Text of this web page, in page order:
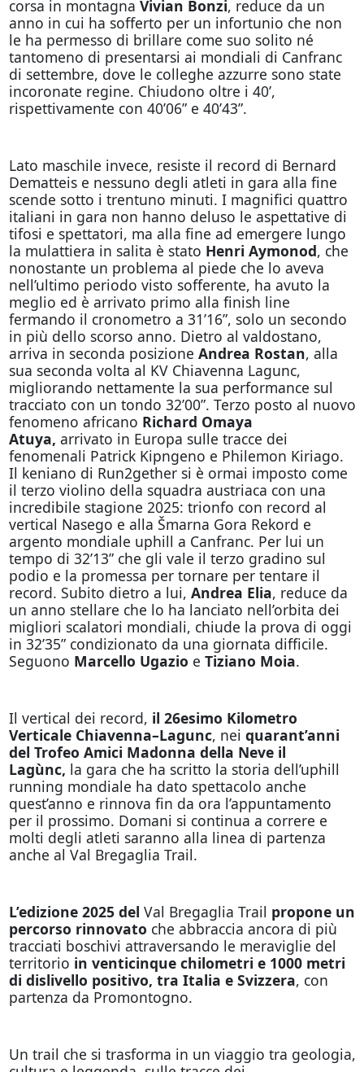
corsa in montagna Vivian Bonzi, reduce da un
anno in cui ha sofferto per un infortunio che non
le ha permesso di brillare come suo solito né
tantomeno di presentarsi ai mondiali di Canfranc
di settembre, dove le colleghe azzurre sono state
incoronate regine. Chiudono oltre i 40’,
rispettivamente con 40’06” e 40’43”.
Lato maschile invece, resiste il record di Bernard
Dematteis e nessuno degli atleti in gara alla fine
scende sotto i trentuno minuti. I magnifici quattro
italiani in gara non hanno deluso le aspettative di
tifosi e spettatori, ma alla fine ad emergere lungo
la mulattiera in salita è stato Henri Aymonod, che
nonostante un problema al piede che lo aveva
nell’ultimo periodo visto sofferente, ha avuto la
meglio ed è arrivato primo alla finish line
fermando il cronometro a 31’16”, solo un secondo
in più dello scorso anno. Dietro al valdostano,
arriva in seconda posizione Andrea Rostan, alla
sua seconda volta al KV Chiavenna Lagunc,
migliorando nettamente la sua performance sul
tracciato con un tondo 32’00”. Terzo posto al nuovo
fenomeno africano Richard Omaya
Atuya, arrivato in Europa sulle tracce dei
fenomenali Patrick Kipngeno e Philemon Kiriago.
Il keniano di Run2gether si è ormai imposto come
il terzo violino della squadra austriaca con una
incredibile stagione 2025: trionfo con record al
vertical Nasego e alla Šmarna Gora Rekord e
argento mondiale uphill a Canfranc. Per lui un
tempo di 32’13” che gli vale il terzo gradino sul
podio e la promessa per tornare per tentare il
record. Subito dietro a lui, Andrea Elia, reduce da
un anno stellare che lo ha lanciato nell’orbita dei
migliori scalatori mondiali, chiude la prova di oggi
in 32’35” condizionato da una giornata difficile.
Seguono Marcello Ugazio e Tiziano Moia.
Il vertical dei record, il 26esimo Kilometro
Verticale Chiavenna–Lagunc, nei quarant’anni
del Trofeo Amici Madonna della Neve il
Lagùnc, la gara che ha scritto la storia dell’uphill
running mondiale ha dato spettacolo anche
quest’anno e rinnova fin da ora l’appuntamento
per il prossimo. Domani si continua a correre e
molti degli atleti saranno alla linea di partenza
anche al Val Bregaglia Trail.
L’edizione 2025 del Val Bregaglia Trail propone un
percorso rinnovato che abbraccia ancora di più
tracciati boschivi attraversando le meraviglie del
territorio in venticinque chilometri e 1000 metri
di dislivello positivo, tra Italia e Svizzera, con
partenza da Promontogno.
Un trail che si trasforma in un viaggio tra geologia,